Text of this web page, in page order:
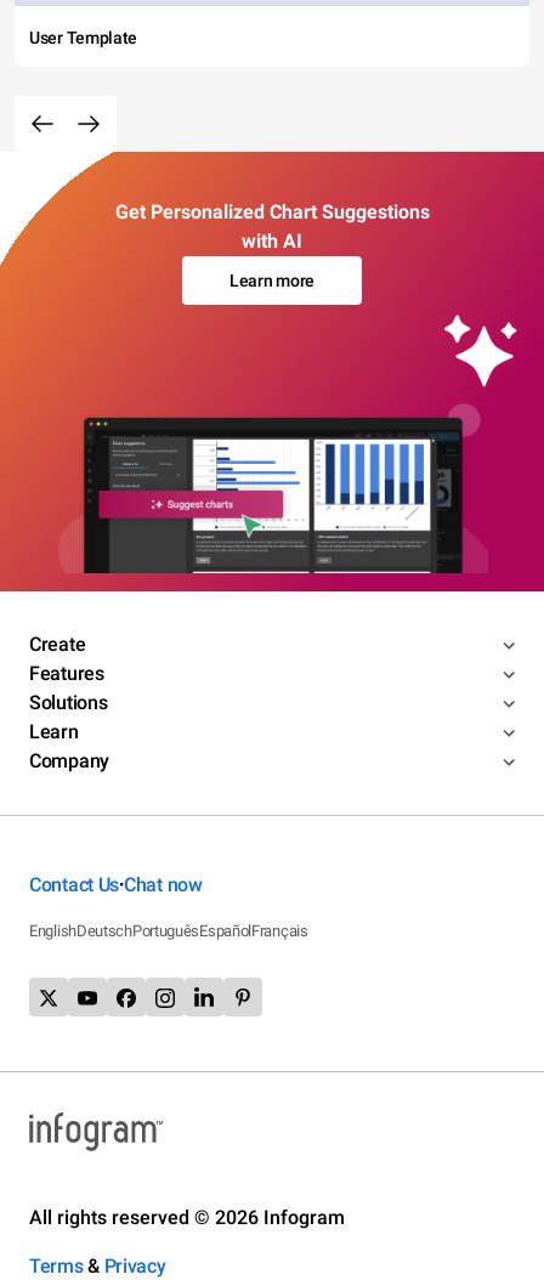
User Template
Get Personalized Chart Suggestions
with AI
Learn more
Create
Features
Solutions
Learn
Company
Contact Us•Chat now
EnglishDeutschPortuguêsEspañolFrançais
All rights reserved © 2026 Infogram
Terms& Privacy